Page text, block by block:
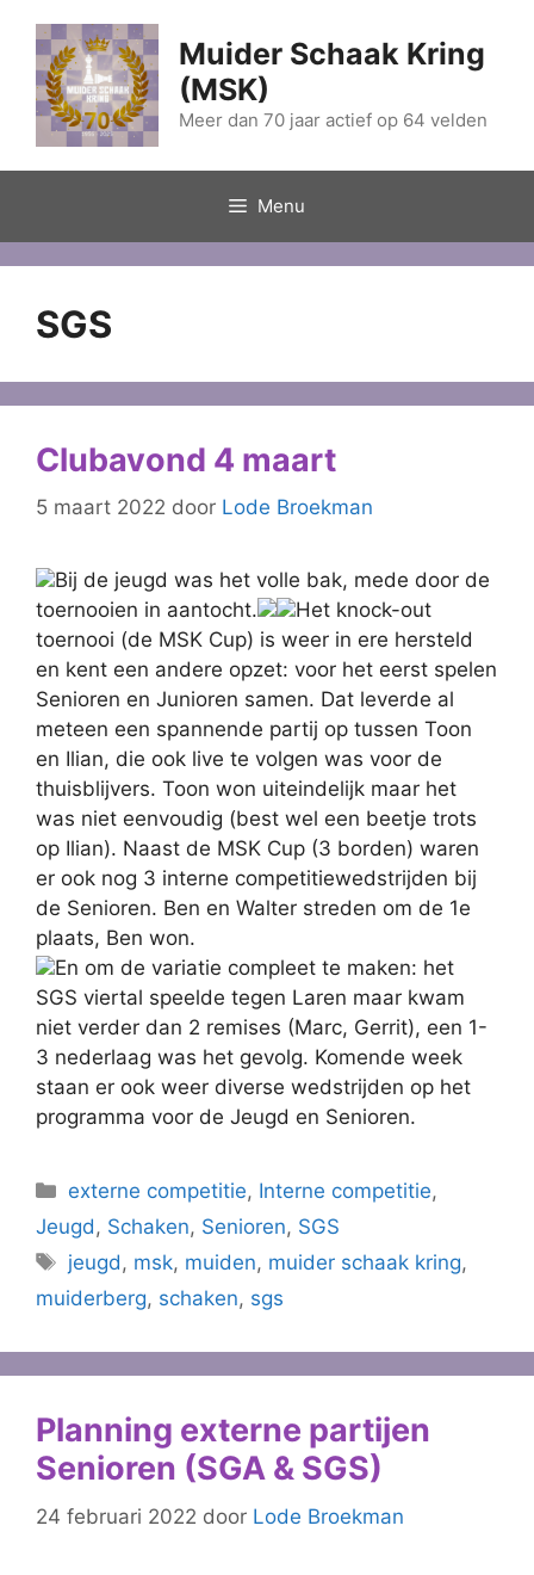
naar
inhoud
Muider Schaak Kring
(MSK)
Meer dan 70 jaar actief op 64 velden
Menu
SGS
Clubavond 4 maart
5 maart 2022 door Lode Broekman
Bij de jeugd was het volle bak, mede door de
toernooien in aantocht.
Het knock-out
toernooi (de MSK Cup) is weer in ere hersteld
en kent een andere opzet: voor het eerst spelen
Senioren en Junioren samen. Dat leverde al
meteen een spannende partij op tussen Toon
en Ilian, die ook live te volgen was voor de
thuisblijvers. Toon won uiteindelijk maar het
was niet eenvoudig (best wel een beetje trots
op Ilian). Naast de MSK Cup (3 borden) waren
er ook nog 3 interne competitiewedstrijden bij
de Senioren. Ben en Walter streden om de 1e
plaats, Ben won.
En om de variatie compleet te maken: het
SGS viertal speelde tegen Laren maar kwam
niet verder dan 2 remises (Marc, Gerrit), een 1-
3 nederlaag was het gevolg. Komende week
staan er ook weer diverse wedstrijden op het
programma voor de Jeugd en Senioren.
Categorieën
externe competitie, Interne competitie,
Jeugd, Schaken, Senioren, SGS
Tags
jeugd, msk, muiden, muider schaak kring,
muiderberg, schaken, sgs
Planning externe partijen
Senioren (SGA & SGS)
24 februari 2022 door Lode Broekman